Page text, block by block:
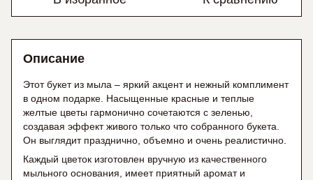
Описание
Этот букет из мыла – яркий акцент и нежный комплимент
в одном подарке. Насыщенные красные и теплые
желтые цветы гармонично сочетаются с зеленью,
создавая эффект живого только что собранного букета.
Он выглядит празднично, объемно и очень реалистично.
Каждый цветок изготовлен вручную из качественного
мыльного основания, имеет приятный аромат и